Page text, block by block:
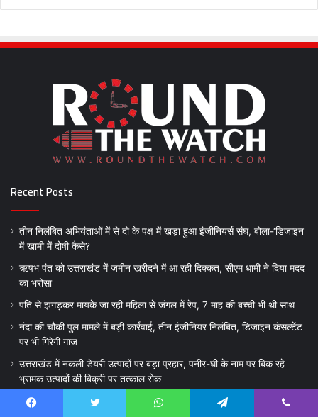
Recent Posts
तीन निलंबित अभियंताओं में से दो के पक्ष में खड़ा हुआ इंजीनियर्स संघ, बोला-‘डिजाइन
में खामी में दोषी कैसे?
ऋषभ पंत को उत्तराखंड में जमीन खरीदने में आ रही दिक्कत, सीएम धामी ने दिया मदद
का भरोसा
पति से झगड़कर मायके जा रही महिला से जंगल में रेप, 7 माह की बच्ची भी थी साथ
नंदा की चौकी पुल मामले में बड़ी कार्रवाई, तीन इंजीनियर निलंबित, डिजाइन कंसल्टेंट
पर भी गिरेगी गाज
उत्तराखंड में नकली डेयरी उत्पादों पर बड़ा प्रहार, पनीर-घी के नाम पर बिक रहे
भ्रामक उत्पादों की बिक्री पर तत्काल रोक